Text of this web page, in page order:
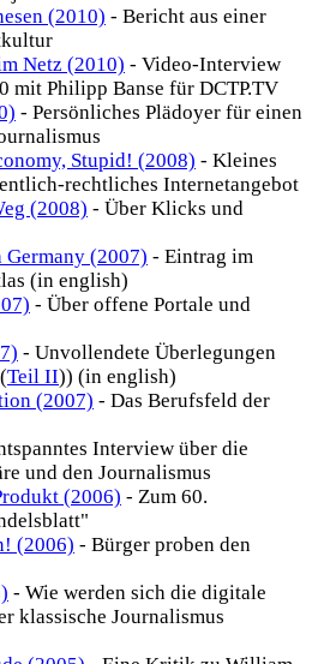
(2010) - Bericht aus einer
Netz (2010) - Video-Interview
mit Philipp Banse für DCTP.TV
- Persönliches Plädoyer für einen
Stupid! (2008) - Kleines
rechtliches Internetangebot
(2008) - Über Klicks und
(2007) - Eintrag im
(in english)
- Über offene Portale und
- Unvollendete Überlegungen
Teil II)) (in english)
(2007) - Das Berufsfeld der
Interview über die
und den Journalismus
(2006) - Zum 60.
(2006) - Bürger proben den
- Wie werden sich die digitale
klassische Journalismus